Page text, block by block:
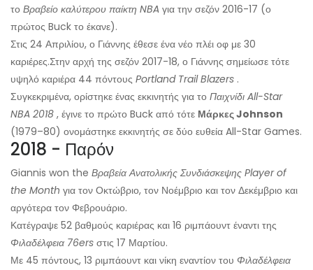
το Βραβείο καλύτερου παίκτη NBA για την σεζόν 2016-17 (ο
πρώτος Buck το έκανε).
Στις 24 Απριλίου, ο Γιάννης έθεσε ένα νέο πλέι οφ με 30
καριέρες.Στην αρχή της σεζόν 2017-18, ο Γιάννης σημείωσε τότε
υψηλό καριέρα 44 πόντους Portland Trail Blazers .
Συγκεκριμένα, ορίστηκε ένας εκκινητής για το Παιχνίδι All-Star
NBA 2018 , έγινε το πρώτο Buck από τότε Μάρκες Johnson
(1979–80) ονομάστηκε εκκινητής σε δύο ευθεία All-Star Games.
2018 - Παρόν
Giannis won the Βραβεία Ανατολικής Συνδιάσκεψης Player of
the Month για τον Οκτώβριο, τον Νοέμβριο και τον Δεκέμβριο και
αργότερα τον Φεβρουάριο.
Κατέγραψε 52 βαθμούς καριέρας και 16 ριμπάουντ έναντι της
Φιλαδέλφεια 76ers στις 17 Μαρτίου.
Με 45 πόντους, 13 ριμπάουντ και νίκη εναντίον του Φιλαδέλφεια